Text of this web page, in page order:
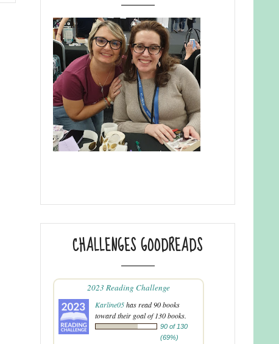
CHALLENGES GOODREADS
2023 Reading Challenge
Karline05has read 90 books
toward their goal of 130 books.
90 of 130
(69%)